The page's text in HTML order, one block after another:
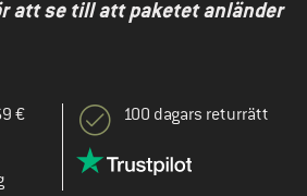
att se till att paketet anländer
€
100 dagars returrätt